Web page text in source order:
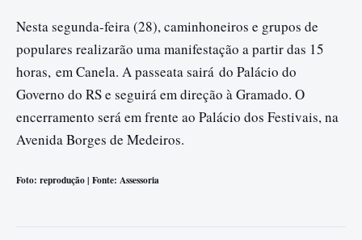
Nesta segunda-feira (28), caminhoneiros e grupos de
populares realizarão uma manifestação a partir das 15
horas, em Canela. A passeata sairá do Palácio do
Governo do RS e seguirá em direção à Gramado. O
encerramento será em frente ao Palácio dos Festivais, na
Avenida Borges de Medeiros.
Foto: reprodução | Fonte: Assessoria